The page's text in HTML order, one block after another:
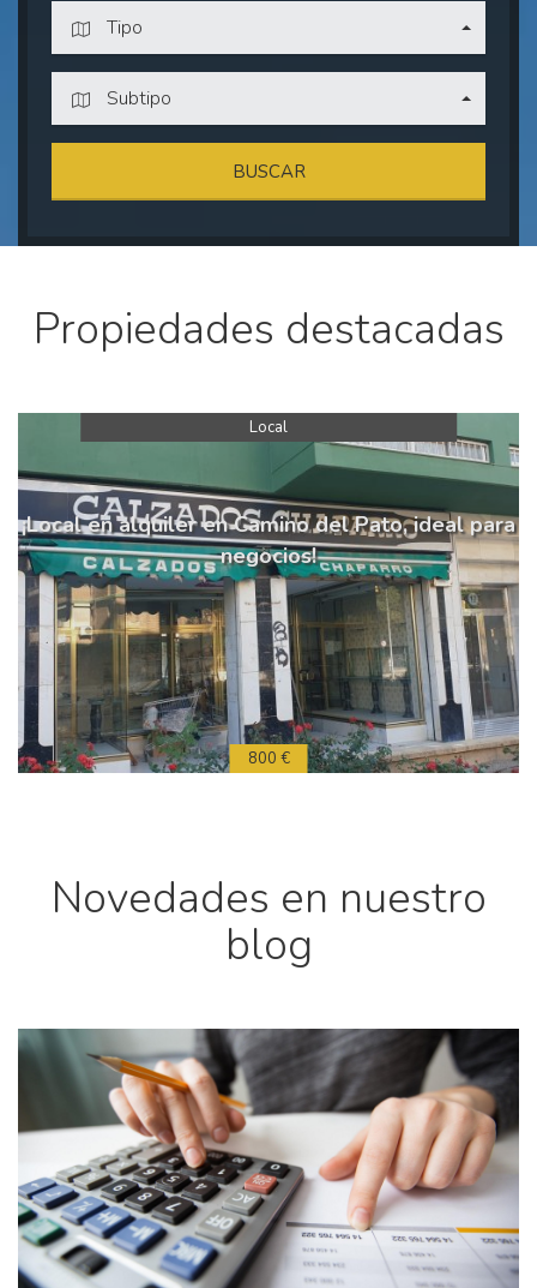
Tipo
Subtipo
BUSCAR
Propiedades destacadas
¡Local en alquiler en Camino del Pato, ideal para
negocios!
Local
800 €
Novedades en nuestro
blog